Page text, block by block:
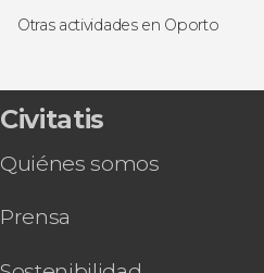
Librería Lello
Free tours en Oporto
Bodegas y gastronomía
Fado en Oporto
Autobuses turísticos de
Otras actividades en Oporto
Entradas para Spiritus, el
sonido en la iglesia de los
Gaia
Entrada a World of
Entrada para Porto
Civitatis
Quiénes somos
Prensa